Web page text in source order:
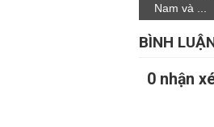
Nam và ...
BÌNH
0 nhận